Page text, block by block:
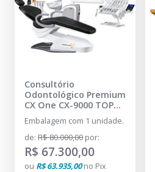
Consultório
Odontológico Premium
CX One CX-9000 TOP
FULL - Couro
PRIME
WELT
Embalagem com 1 unidade.
de: R$ 80.000,00 por:
R$ 67.300,00
ou R$ 63.935,00no Pix